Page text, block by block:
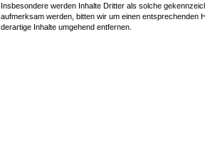
Insbesondere werden Inhalte Dritter als solche
aufmerksam werden, bitten wir um einen entsprechenden
derartige Inhalte umgehend entfernen.